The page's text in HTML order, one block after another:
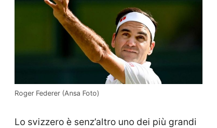
Roger Federer (Ansa Foto)
Lo svizzero è senz’altro uno dei più grandi